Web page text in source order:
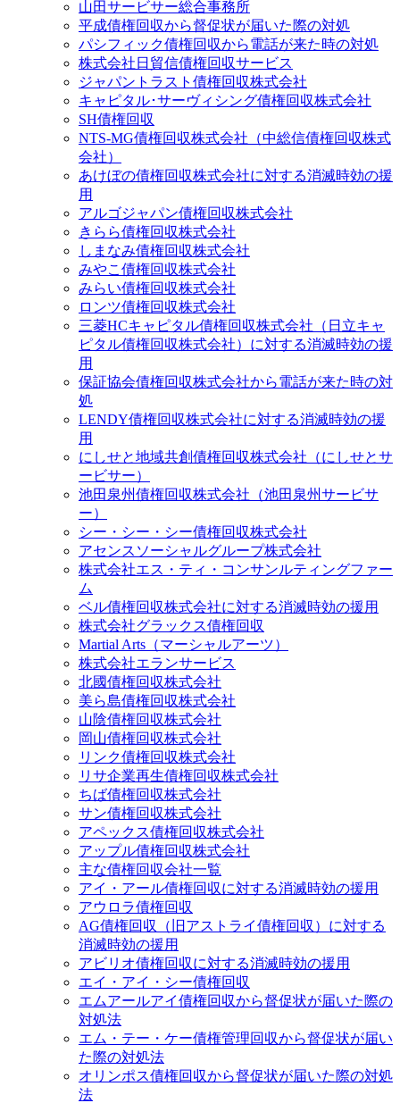
山田サービサー総合事務所
平成債権回収から督促状が届いた際の対処
パシフィック債権回収から電話が来た時の対処
株式会社日貿信債権回収サービス
ジャパントラスト債権回収株式会社
キャピタル･サーヴィシング債権回収株式会社
SH債権回収
NTS-MG債権回収株式会社（中総信債権回収株式
会社）
あけぼの債権回収株式会社に対する消滅時効の援
用
アルゴジャパン債権回収株式会社
きらら債権回収株式会社
しまなみ債権回収株式会社
みやこ債権回収株式会社
みらい債権回収株式会社
ロンツ債権回収株式会社
三菱HCキャピタル債権回収株式会社（日立キャ
ピタル債権回収株式会社）に対する消滅時効の援
用
保証協会債権回収株式会社から電話が来た時の対
処
LENDY債権回収株式会社に対する消滅時効の援
用
にしせと地域共創債権回収株式会社（にしせとサ
ービサー）
池⽥泉州債権回収株式会社（池田泉州サービサ
ー）
シー・シー・シー債権回収株式会社
アセンスソーシャルグループ株式会社
株式会社エス・ティ・コンサンルティングファー
ム
ベル債権回収株式会社に対する消滅時効の援用
株式会社グラックス債権回収
Martial Arts（マーシャルアーツ）
株式会社エランサービス
北國債権回収株式会社
美ら島債権回収株式会社
山陰債権回収株式会社
岡山債権回収株式会社
リンク債権回収株式会社
リサ企業再生債権回収株式会社
ちば債権回収株式会社
サン債権回収株式会社
アペックス債権回収株式会社
アップル債権回収株式会社
主な債権回収会社一覧
アイ・アール債権回収に対する消滅時効の援用
アウロラ債権回収
AG債権回収（旧アストライ債権回収）に対する
消滅時効の援用
アビリオ債権回収に対する消滅時効の援用
エイ・アイ・シー債権回収
エムアールアイ債権回収から督促状が届いた際の
対処法
エム・テー・ケー債権管理回収から督促状が届い
た際の対処法
オリンポス債権回収から督促状が届いた際の対処
法